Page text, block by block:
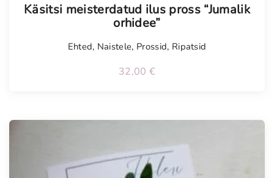
Käsitsi meisterdatud ilus pross “Jumalik
orhidee”
Ehted, Naistele, Prossid, Ripatsid
32,00 €